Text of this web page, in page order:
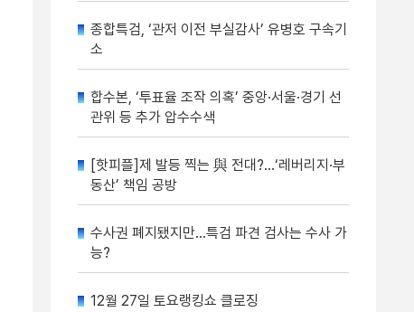
종합특검, ‘관저 이전 부실감사’ 유병호 구속기
소
합수본, ‘투표율 조작 의혹’ 중앙·서울·경기 선
관위 등 추가 압수수색
[핫피플]제 발등 찍는 與 전대?…‘레버리지·부
동산’ 책임 공방
수사권 폐지됐지만…특검 파견 검사는 수사 가
능?
12월 27일 토요랭킹쇼 클로징